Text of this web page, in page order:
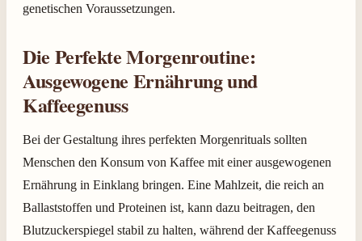
genetischen Voraussetzungen.
Die Perfekte Morgenroutine:
Ausgewogene Ernährung und
Kaffeegenuss
Bei der Gestaltung ihres perfekten Morgenrituals sollten
Menschen den Konsum von Kaffee mit einer ausgewogenen
Ernährung in Einklang bringen. Eine Mahlzeit, die reich an
Ballaststoffen und Proteinen ist, kann dazu beitragen, den
Blutzuckerspiegel stabil zu halten, während der Kaffeegenuss